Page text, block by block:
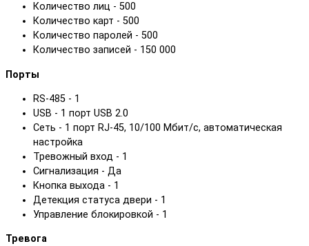
Количество лиц - 500
Количество карт - 500
Количество паролей - 500
Количество записей - 150 000
Порты
RS-485 - 1
USB - 1 порт USB 2.0
Сеть - 1 порт RJ-45, 10/100 Мбит/с, автоматическая
настройка
Тревожный вход - 1
Сигнализация - Да
Кнопка выхода - 1
Детекция статуса двери - 1
Управление блокировкой - 1
Тревога